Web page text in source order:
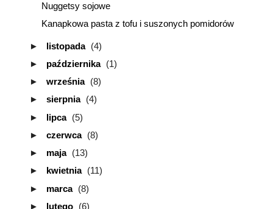
Nuggetsy sojowe
Kanapkowa pasta z tofu i suszonych pomidorów
► listopada (4)
►
października (1)
►
września (8)
►
sierpnia (4)
►
lipca (5)
►
czerwca (8)
►
maja (13)
►
kwietnia (11)
►
marca (8)
►
lutego (6)